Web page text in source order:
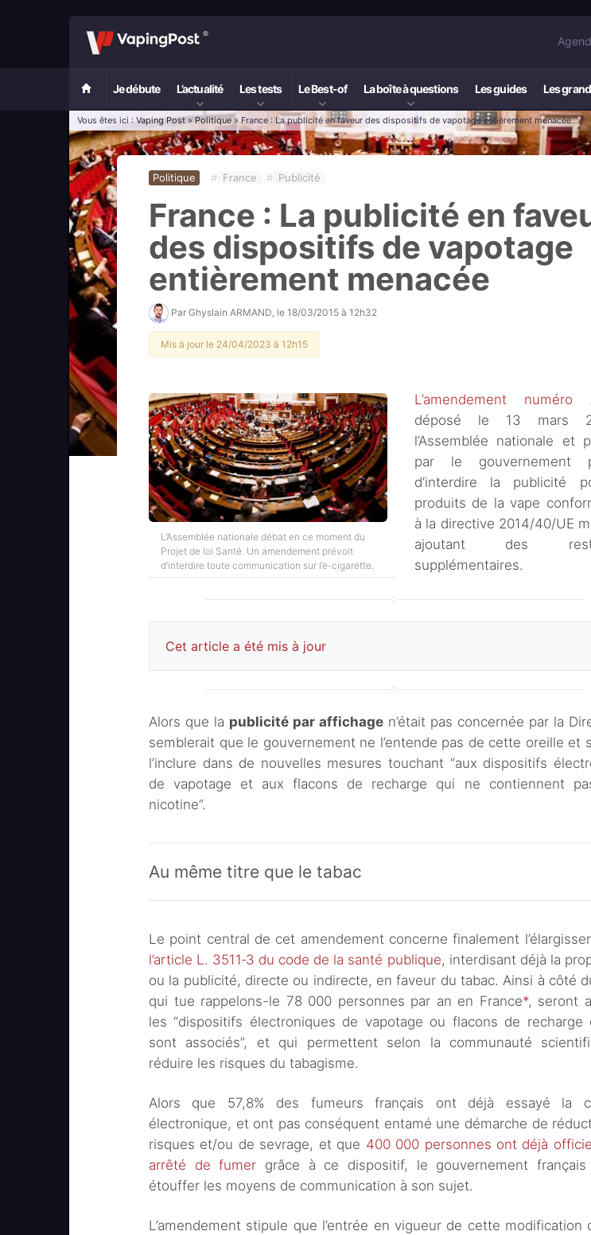
Je débute L’actualité Les tests Le Best-of La boîte à questions Les guides Les
Vous êtes ici :Vaping Post »Politique» France : La publicité en faveur des dispositifs de vapotage entièrement menacée
Politique # France # Publicité
France : La publicité en
des dispositifs de vapotage
entièrement menacée
Par Ghyslain ARMAND , le 18/03/2015 à 12h32
Mis à jour le 24/04/2023 à 12h15
L’Assemblée nationale débat en ce moment du
Projet de loi Santé. Un amendement prévoit
d’interdire toute communication sur l’e-cigarette.
L’amendement numéro
déposé le 13 mars
l’Assemblée nationale et
par le gouvernement
d’interdire la publicité
produits de la vape
à la directive 2014/40/UE
ajoutant des
supplémentaires.
Cet article a été mis à jour
Alors que la publicité par affichagen’était pas concernée par la
semblerait que le gouvernement ne l’entende pas de cette oreille et
l’inclure dans de nouvelles mesures touchant “aux dispositifs
de vapotage et aux flacons de recharge qui ne contiennent
nicotine”.
Au même titre que le tabac
Le point central de cet amendement concerne finalement
l’article L. 3511‑3 du code de la santé publique, interdisant déjà la
ou la publicité, directe ou indirecte, en faveur du tabac. Ainsi à côté
qui tue rappelons-le 78 000 personnes par an en France*, seront
les “dispositifs électroniques de vapotage ou flacons de recharge
sont associés”, et qui permettent selon la communauté
réduire les risques du tabagisme.
Alors que 57,8% des fumeurs français ont déjà essayé la
électronique, et ont pas conséquent entamé une démarche de
risques et/ou de sevrage, et que 400 000 personnes ont déjà
arrêté de fumer grâce à ce dispositif, le gouvernement français
étouffer les moyens de communication à son sujet.
L’amendement stipule que l’entrée en vigueur de cette modification